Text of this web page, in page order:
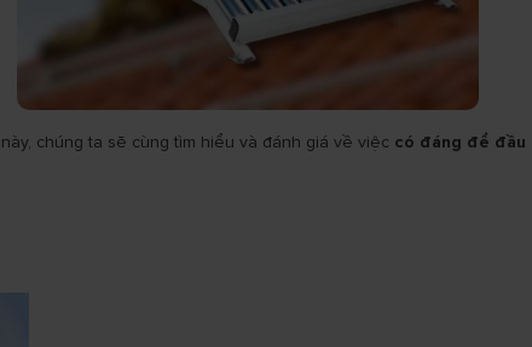
chúng ta sẽ cùng tìm hiểu và đánh giá về việc có đáng để đầu